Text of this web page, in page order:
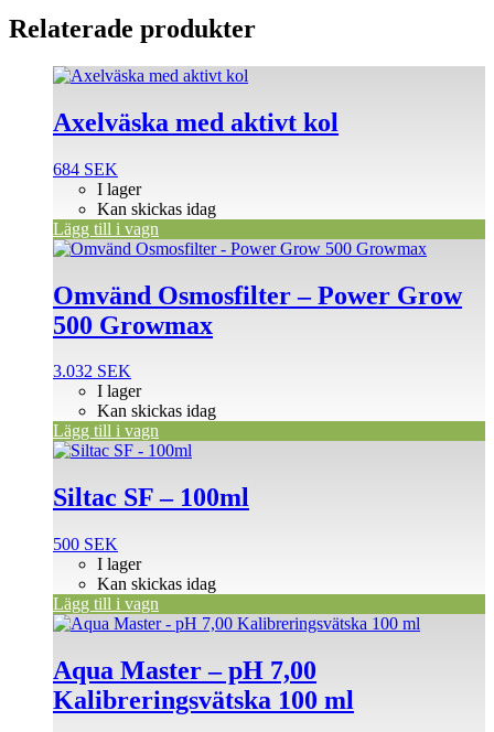
Relaterade produkter
Axelväska med aktivt kol
684 SEK
I lager
Kan skickas idag
Lägg till i vagn
Omvänd Osmosfilter – Power Grow
500 Growmax
3.032 SEK
I lager
Kan skickas idag
Lägg till i vagn
Siltac SF – 100ml
500 SEK
I lager
Kan skickas idag
Lägg till i vagn
Aqua Master – pH 7,00
Kalibreringsvätska 100 ml